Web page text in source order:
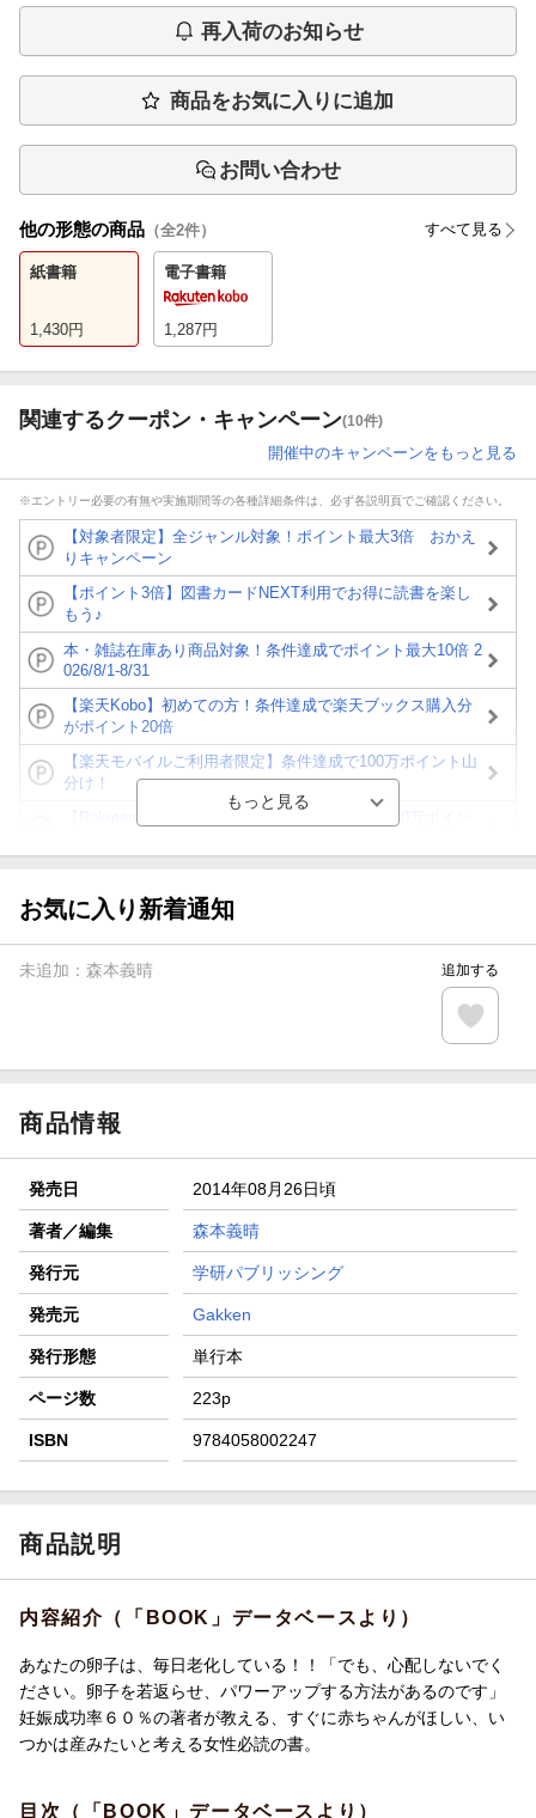
再入荷のお知らせ
商品をお気に入りに追加
お問い合わせ
他の形態の商品 （全2件） すべて見る
紙書籍
1,430円
電子書籍
1,287円
関連するクーポン・キャンペーン(10件)
開催中のキャンペーンをもっと見る
※エントリー必要の有無や実施期間等の各種詳細条件は、必ず各説明頁でご確認ください。
【対象者限定】全ジャンル対象！ポイント最大3倍 おかえ
りキャンペーン
【ポイント3倍】図書カードNEXT利用でお得に読書を楽し
もう♪
本・雑誌在庫あり商品対象！条件達成でポイント最大10倍 2
026/8/1-8/31
【楽天Kobo】初めての方！条件達成で楽天ブックス購入分
がポイント20倍
【楽天モバイルご利用者限定】条件達成で100万ポイント山
分け！
が当たる！
楽天モバイル紹介キャンペーンの拡散で300円OFFクーポン
条件達成で楽天限定・宝塚歌劇 宙組貸切公演ペアチケット
お気に入り新着通知
未追加： 森本義晴 追加する
商品情報
発売日 2014年08月26日頃
著者／編集 森本義晴
発行元 学研パブリッシング
発売元 Gakken
発行形態 単行本
ページ数 223p
ISBN 9784058002247
商品説明
内容紹介（「BOOK」データベースより）
あなたの卵子は、毎日老化している！！「でも、心配しないでく
ださい。卵子を若返らせ、パワーアップする方法があるのです」
妊娠成功率６０％の著者が教える、すぐに赤ちゃんがほしい、い
つかは産みたいと考える女性必読の書。
目次（「BOOK」データベースより）